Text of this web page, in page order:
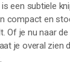
een subtiele
compact en
Of je nu naar
je overal zien